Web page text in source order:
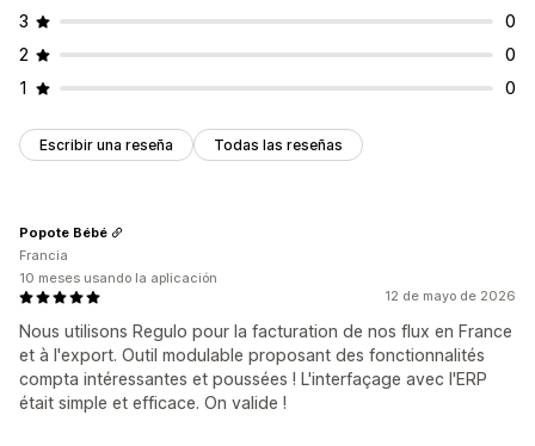
3
0
2
0
1
0
Escribir una reseña Todas las reseñas
12 de mayo de 2026
Nous utilisons Regulo pour la facturation de nos flux en France
et à l'export. Outil modulable proposant des fonctionnalités
compta intéressantes et poussées ! L'interfaçage avec l'ERP
était simple et efficace. On valide !
Popote Bébé
Francia
10 meses usando la aplicación